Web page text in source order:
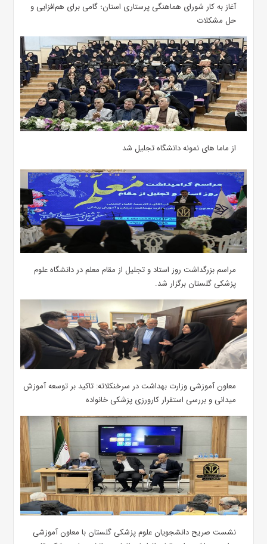
آغاز به کار شورای هماهنگی پرستاری استان؛ گامی برای هم‌افزایی و
حل مشکلات
از ماما های نمونه دانشگاه تجلیل شد
مراسم بزرگداشت روز استاد و تجلیل از مقام معلم در دانشگاه علوم
پزشکی گلستان برگزار شد.‌
معاون آموزشی وزارت بهداشت در سرخنکلاته: تاکید بر توسعه آموزش
میدانی و بررسی استقرار کارورزی پزشکی ‌خانواده
نشست صریح دانشجویان علوم پزشکی گلستان با معاون آموزشی